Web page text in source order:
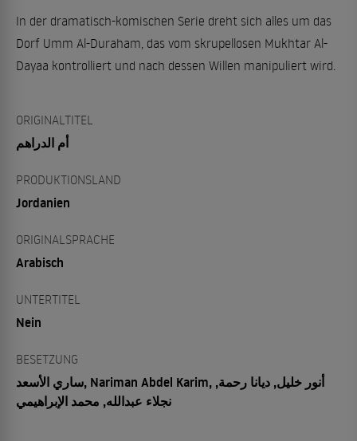
In der dramatisch-komischen Serie dreht sich alles um das
Dorf Umm Al-Duraham, das vom skrupellosen Mukhtar Al-
Dayaa kontrolliert und nach dessen Willen manipuliert wird.
ORIGINALTITEL
أم الدراهم
PRODUKTIONSLAND
Jordanien
ORIGINALSPRACHE
Arabisch
UNTERTITEL
Nein
BESETZUNG
ساري الأسعد, Nariman Abdel Karim, أنور خليل, ديانا رحمة,
نجلاء عبدالله, محمد الإبراهيمي